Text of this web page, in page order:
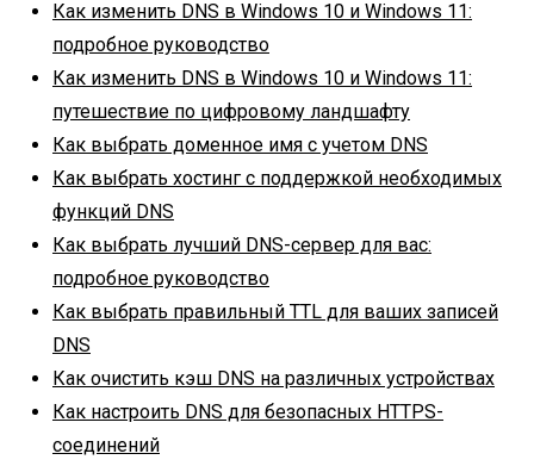
Как изменить DNS в Windows 10 и Windows 11:
подробное руководство
Как изменить DNS в Windows 10 и Windows 11:
путешествие по цифровому ландшафту
Как выбрать доменное имя с учетом DNS
Как выбрать хостинг с поддержкой необходимых
функций DNS
Как выбрать лучший DNS-сервер для вас:
подробное руководство
Как выбрать правильный TTL для ваших записей
DNS
Как очистить кэш DNS на различных устройствах
Как настроить DNS для безопасных HTTPS-
соединений